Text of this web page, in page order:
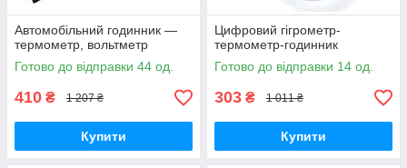
Автомобільний годинник —
термометр, вольтметр
Готово до відправки 44 од.
410 ₴ 1 207 ₴
Купити
Цифровий гігрометр-
термометр-годинник
Готово до відправки 14 од.
303 ₴ 1 011 ₴
Купити